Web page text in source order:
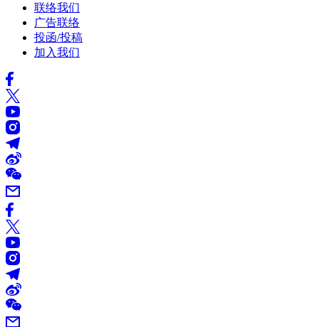
联络我们
广告联络
投函/投稿
加入我们